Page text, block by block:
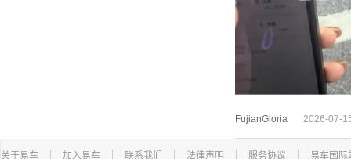
FujianGloria 2026-07-
关于易车 加入易车 联系我们 法律声明 服务协议 易车国际